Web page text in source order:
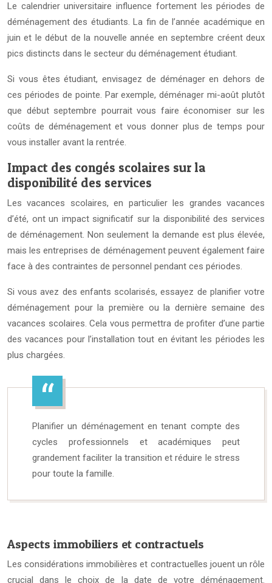
Le calendrier universitaire influence fortement les périodes de
déménagement des étudiants. La fin de l’année académique en
juin et le début de la nouvelle année en septembre créent deux
pics distincts dans le secteur du déménagement étudiant.
Si vous êtes étudiant, envisagez de déménager en dehors de
ces périodes de pointe. Par exemple, déménager mi-août plutôt
que début septembre pourrait vous faire économiser sur les
coûts de déménagement et vous donner plus de temps pour
vous installer avant la rentrée.
Impact des congés scolaires sur la
disponibilité des services
Les vacances scolaires, en particulier les grandes vacances
d’été, ont un impact significatif sur la disponibilité des services
de déménagement. Non seulement la demande est plus élevée,
mais les entreprises de déménagement peuvent également faire
face à des contraintes de personnel pendant ces périodes.
Si vous avez des enfants scolarisés, essayez de planifier votre
déménagement pour la première ou la dernière semaine des
vacances scolaires. Cela vous permettra de profiter d’une partie
des vacances pour l’installation tout en évitant les périodes les
plus chargées.
Planifier un déménagement en tenant compte des
cycles professionnels et académiques peut
grandement faciliter la transition et réduire le stress
pour toute la famille.
Aspects immobiliers et contractuels
Les considérations immobilières et contractuelles jouent un rôle
crucial dans le choix de la date de votre déménagement.